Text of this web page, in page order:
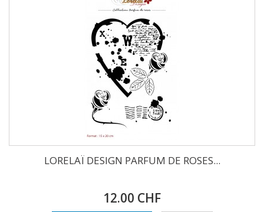
LORELAÏ DESIGN PARFUM DE ROSES...
12.00 CHF